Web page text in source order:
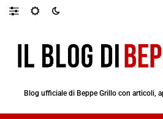
Blog ufficiale di Beppe Grillo con articoli,